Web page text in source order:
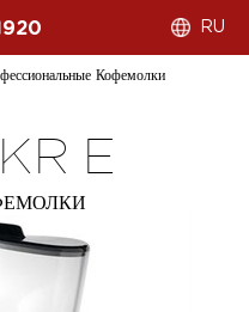
RU
Кофемолки
E